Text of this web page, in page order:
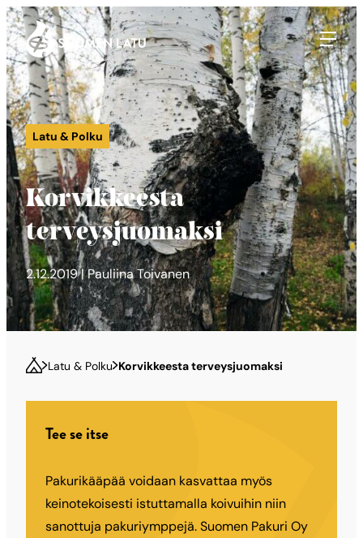
Siirry
suoraan
sisältöön
Suomen Latu
Latu & Polku
Korvikkeesta
terveysjuomaksi
2.12.2019 | Pauliina Toivanen
Latu & Polku Korvikkeesta terveysjuomaksi
Tee se itse
Pakurikääpää voidaan kasvattaa myös
keinotekoisesti istuttamalla koivuihin niin
sanottuja pakuriymppejä. Suomen Pakuri Oy